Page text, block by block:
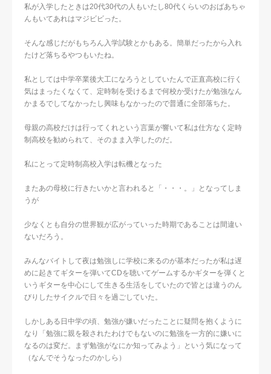
私が入学したときは20代30代の人もいたし80代くらいのおばあちゃ
んもいてあれはマジビビった。
そんな感じだがもちろん入学試験とかもある。簡単だったから入れ
たけど落ちるやつもいたね。
私としては中学卒業後大工になろうとしていたんで正直高校に行く
気はまったくなくて、定時制を受けるまで何校か受けたが勉強なん
かまるでしてなかったし興味もなかったので普通に全部落ちた。
母親の高校だけは行ってくれという言葉が響いて私は仕方なく定時
制高校を勧められて、そのまま入学したのだ。
私にとって定時制高校入学は転機となった
またあの母校に行きたいかと言われると「・・・。」となってしま
うが
少なくとも自分の世界観が広がっていった時期であることは間違い
ないだろう。
みんなバイトして夜は勉強しに学校に来るのが基本だったが私は遅
めに起きてギターを弾いてCDを聴いてゲームするかギターを弾くと
いうギターを中心にして生きる生活をしていたので皆とは違うのん
びりしたサイクルで日々を過ごしていた。
しかしある日中学の頃、勉強が嫌いだったことに疑問を抱くように
なり「勉強に親を殺されたわけでもないのに勉強を一方的に嫌いに
なるのは変だ。まず勉強がなにか知ってみよう」という気になって
（なんでそうなったのかしら）